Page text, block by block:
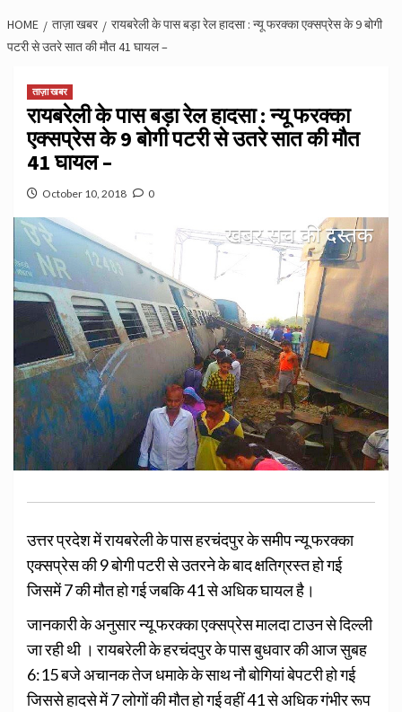
HOME ताज़ा खबर
रायबरेली के पास बड़ा रेल हादसा : न्यू फरक्का एक्सप्रेस के 9 बोगी
पटरी से उतरे सात की मौत 41 घायल –
ताज़ा खबर
रायबरेली के पास बड़ा रेल हादसा : न्यू फरक्का
एक्सप्रेस के 9 बोगी पटरी से उतरे सात की मौत
41 घायल –
October 10, 2018 0
उत्तर प्रदेश में रायबरेली के पास हरचंदपुर के समीप न्यू फरक्का
एक्सप्रेस की 9 बोगी पटरी से उतरने के बाद क्षतिग्रस्त हो गई
जिसमें 7 की मौत हो गई जबकि 41 से अधिक घायल है।
जानकारी के अनुसार न्यू फरक्का एक्सप्रेस मालदा टाउन से दिल्ली
जा रही थी । रायबरेली के हरचंदपुर के पास बुधवार की आज सुबह
6:15 बजे अचानक तेज धमाके के साथ नौ बोगियां बेपटरी हो गई
जिससे हादसे में 7 लोगों की मौत हो गई वहीं 41 से अधिक गंभीर रूप